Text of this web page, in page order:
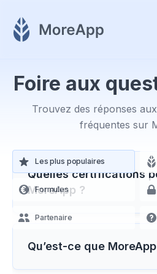
Foire aux
Trouvez des réponses
fréquentes sur
Les plus populaires
Formules
Partenaire
Quelles certifications
MoreApp ?
MoreApp est fière d'être
notre engagement à
Qu’est-ce que
MoreApp est un logiciel